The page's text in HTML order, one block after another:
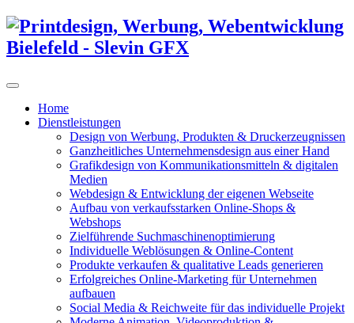
Home
Dienstleistungen
Design von Werbung, Produkten & Druckerzeugnissen
Ganzheitliches Unternehmensdesign aus einer Hand
Grafikdesign von Kommunikationsmitteln & digitalen
Medien
Webdesign & Entwicklung der eigenen Webseite
Aufbau von verkaufsstarken Online-Shops &
Webshops
Zielführende Suchmaschinenoptimierung
Individuelle Weblösungen & Online-Content
Produkte verkaufen & qualitative Leads generieren
Erfolgreiches Online-Marketing für Unternehmen
aufbauen
Social Media & Reichweite für das individuelle Projekt